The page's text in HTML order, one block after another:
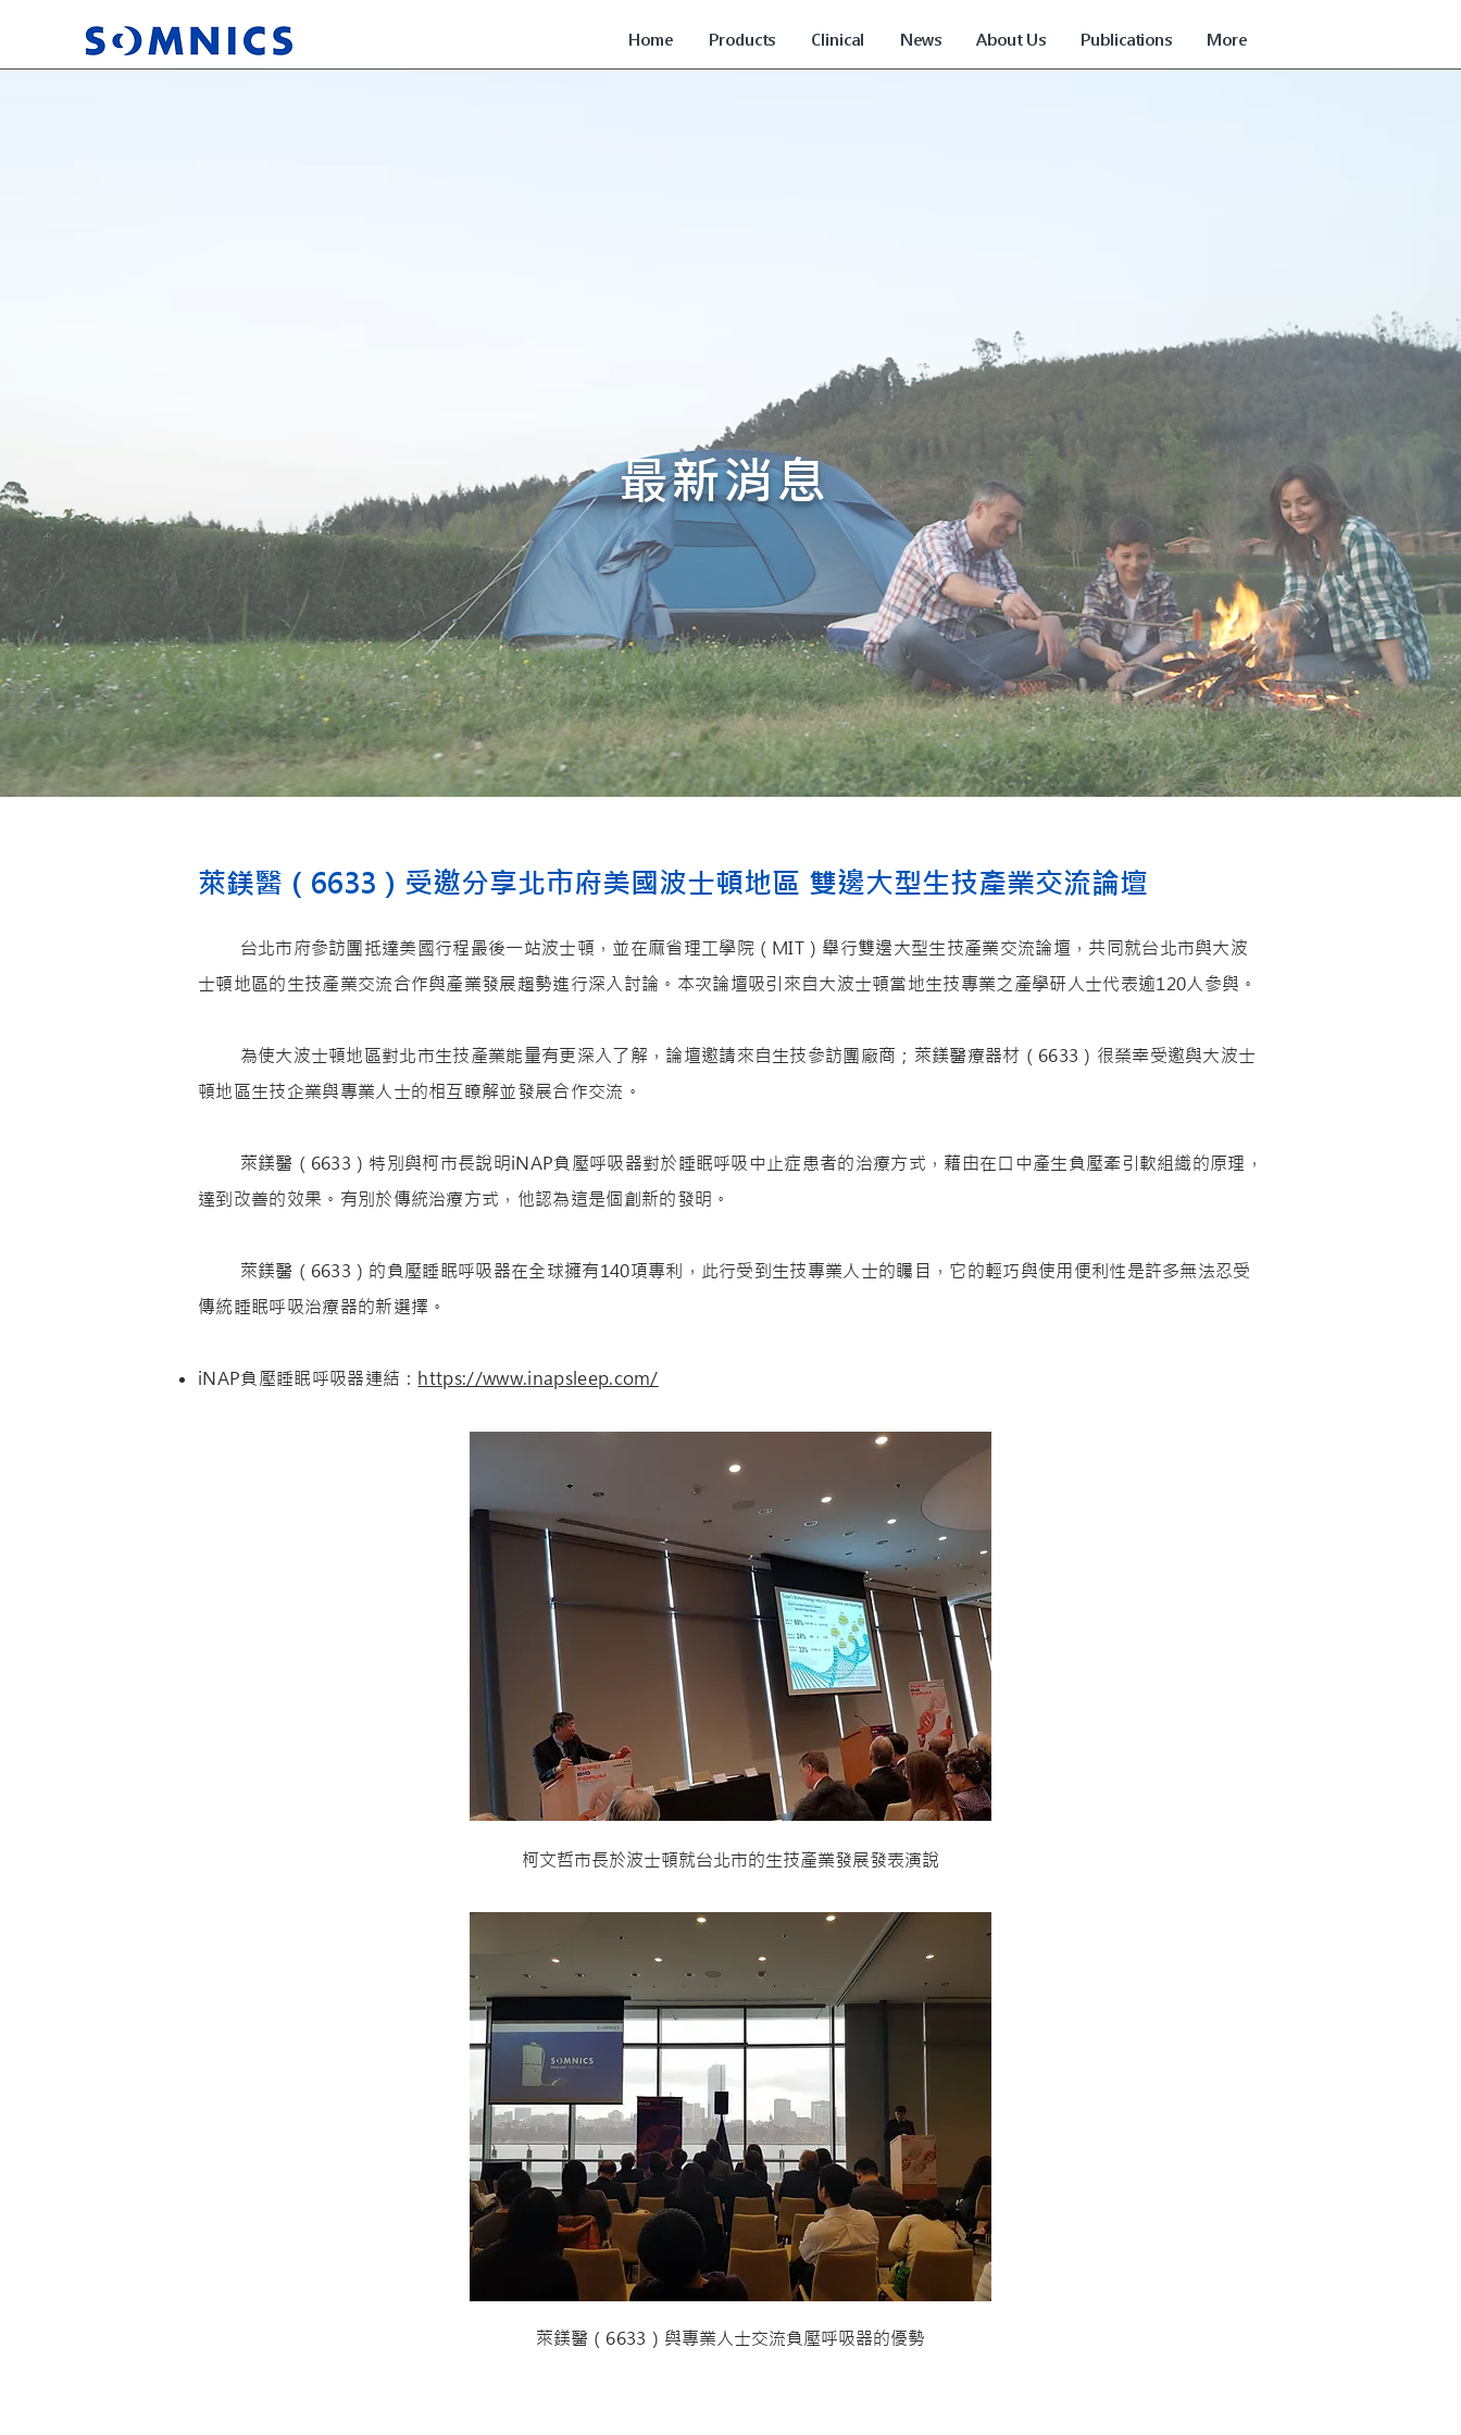
Home Products Clinical News About Us Publications More
最新消息
萊鎂醫（6633）受邀分享北市府美國波士頓地區 雙邊大型生技產業交流論壇
台北市府參訪團抵達美國行程最後一站波士頓，並在麻省理工學院（MIT）舉行雙邊大型生技產業交流論壇，共同就台北市與大波
士頓地區的生技產業交流合作與產業發展趨勢進行深入討論。本次論壇吸引來自大波士頓當地生技專業之產學研人士代表逾120人參與。
為使大波士頓地區對北市生技產業能量有更深入了解，論壇邀請來自生技參訪團廠商；萊鎂醫療器材（6633）很榮幸受邀與大波士
頓地區生技企業與專業人士的相互瞭解並發展合作交流。
萊鎂醫（6633）特別與柯市長說明iNAP負壓呼吸器對於睡眠呼吸中止症患者的治療方式，藉由在口中產生負壓牽引軟組織的原理，
達到改善的效果。有別於傳統治療方式，他認為這是個創新的發明。
萊鎂醫（6633）的負壓睡眠呼吸器在全球擁有140項專利，此行受到生技專業人士的矚目，它的輕巧與使用便利性是許多無法忍受
傳統睡眠呼吸治療器的新選擇。
iNAP負壓睡眠呼吸器連結： https://www.inapsleep.com/
柯文哲市長於波士頓就台北市的生技產業發展發表演說
萊鎂醫 （6633） 與專業人士交流負壓呼吸器的優勢